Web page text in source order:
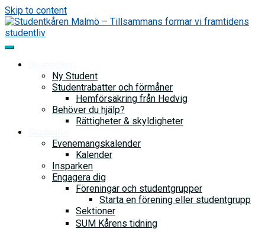
Skip to content
Ny Student
Studentrabatter och förmåner
Hemförsäkring från Hedvig
Behöver du hjälp?
Rättigheter & skyldigheter
Evenemangskalender
Kalender
Insparken
Engagera dig
Föreningar och studentgrupper
Starta en förening eller studentgrupp
Sektioner
SUM Kårens tidning